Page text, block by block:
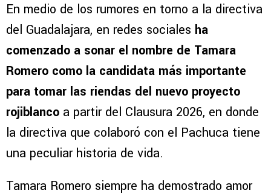
En medio de los rumores en torno a la directiva
del Guadalajara, en redes sociales ha
comenzado a sonar el nombre de Tamara
Romero como la candidata más importante
para tomar las riendas del nuevo proyecto
rojiblanco a partir del Clausura 2026, en donde
la directiva que colaboró con el Pachuca tiene
una peculiar historia de vida.
Tamara Romero siempre ha demostrado amor